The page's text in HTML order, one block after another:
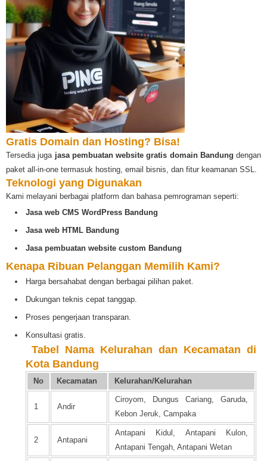
Gratis Domain dan Hosting? Bisa!
Tersedia juga jasa pembuatan website gratis domain Bandung dengan
paket all-in-one termasuk hosting, email bisnis, dan fitur keamanan SSL.
Teknologi yang Digunakan
Kami melayani berbagai platform dan bahasa pemrograman seperti:
Jasa web CMS WordPress Bandung
Jasa web HTML Bandung
Jasa pembuatan website custom Bandung
Kenapa Ribuan Pelanggan Memilih Kami?
Harga bersahabat dengan berbagai pilihan paket.
Dukungan teknis cepat tanggap.
Proses pengerjaan transparan.
Konsultasi gratis.
Tabel Nama Kelurahan dan Kecamatan di
Kota Bandung
No Kecamatan Kelurahan/Kelurahan
1 Andir
Ciroyom, Dungus Cariang, Garuda,
Kebon Jeruk, Campaka
2 Antapani
Antapani Kidul, Antapani Kulon,
Antapani Tengah, Antapani Wetan